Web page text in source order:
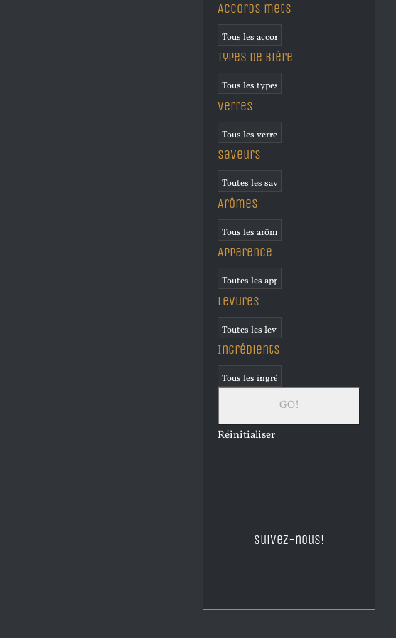
Accords mets
Types de bière
Verres
Saveurs
Arômes
Apparence
Levures
Ingrédients
Réinitialiser
Suivez-nous!